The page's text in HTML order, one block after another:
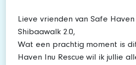
Lieve vrienden van Safe
Shibaawalk 2.0,
Wat een prachtig moment is
Haven Inu Rescue wil ik jullie